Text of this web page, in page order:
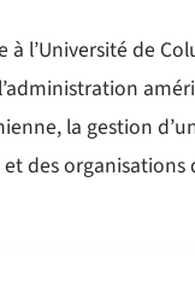
l’Université de
la gestion
des